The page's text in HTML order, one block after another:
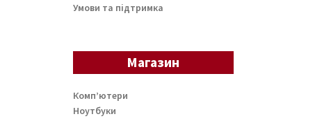
Умови та підтримка
Магазин
Комп’ютери
Ноутбуки